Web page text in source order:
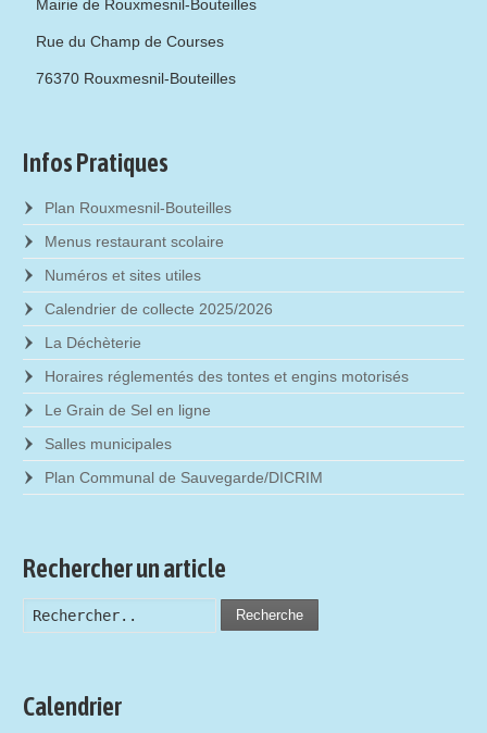
Mairie de Rouxmesnil-Bouteilles
Rue du Champ de Courses
76370 Rouxmesnil-Bouteilles
Infos Pratiques
Plan Rouxmesnil-Bouteilles
Menus restaurant scolaire
Numéros et sites utiles
Calendrier de collecte 2025/2026
La Déchèterie
Horaires réglementés des tontes et engins motorisés
Le Grain de Sel en ligne
Salles municipales
Plan Communal de Sauvegarde/DICRIM
Rechercher un article
Recherche
Calendrier